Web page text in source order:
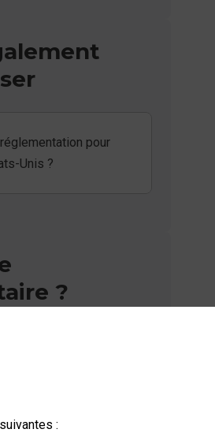
:
pour
Unis ?
?